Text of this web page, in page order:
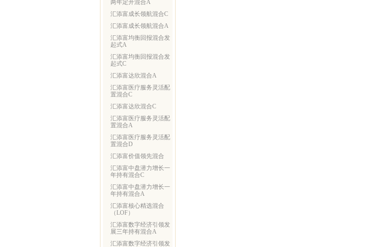
两年定开混合A
汇添富成长领航混合C
汇添富成长领航混合A
汇添富均衡回报混合发
起式A
汇添富均衡回报混合发
起式C
汇添富达欣混合A
汇添富医疗服务灵活配
置混合C
汇添富达欣混合C
汇添富医疗服务灵活配
置混合A
汇添富医疗服务灵活配
置混合D
汇添富价值领先混合
汇添富中盘潜力增长一
年持有混合C
汇添富中盘潜力增长一
年持有混合A
汇添富核心精选混合
（LOF）
汇添富数字经济引领发
展三年持有混合A
汇添富数字经济引领发